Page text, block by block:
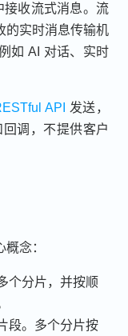
接收流式消息。流
的实时消息传输机
如 AI 对话、实时
API
发送，
调，不提供客户
念：
个分片，并按顺
段。多个分片按